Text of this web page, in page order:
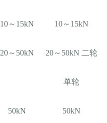
10～15kN 10～15kN
20～50kN 20～50kN 二轮
单轮
50kN 50kN